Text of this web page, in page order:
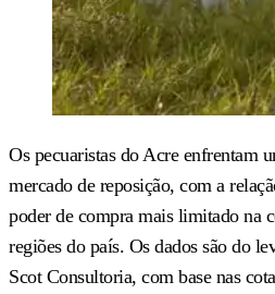
Os pecuaristas do Acre enfrentam
mercado de reposição, com a
poder de compra mais limitado na
regiões do país. Os dados são do
Scot Consultoria, com base nas